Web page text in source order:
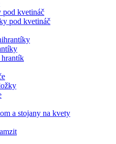
pod kvetináč
pod kvetináč
a stojany na kvety